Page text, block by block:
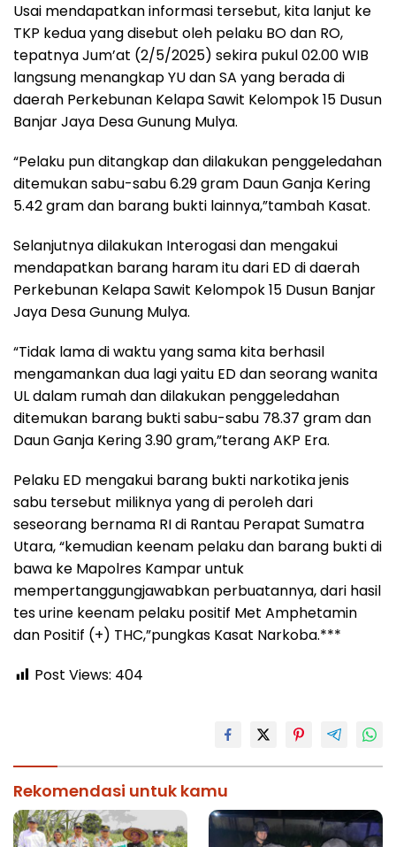
Usai mendapatkan informasi tersebut, kita lanjut ke
TKP kedua yang disebut oleh pelaku BO dan RO,
tepatnya Jum’at (2/5/2025) sekira pukul 02.00 WIB
langsung menangkap YU dan SA yang berada di
daerah Perkebunan Kelapa Sawit Kelompok 15 Dusun
Banjar Jaya Desa Gunung Mulya.
“Pelaku pun ditangkap dan dilakukan penggeledahan
ditemukan sabu-sabu 6.29 gram Daun Ganja Kering
5.42 gram dan barang bukti lainnya,”tambah Kasat.
Selanjutnya dilakukan Interogasi dan mengakui
mendapatkan barang haram itu dari ED di daerah
Perkebunan Kelapa Sawit Kelompok 15 Dusun Banjar
Jaya Desa Gunung Mulya.
“Tidak lama di waktu yang sama kita berhasil
mengamankan dua lagi yaitu ED dan seorang wanita
UL dalam rumah dan dilakukan penggeledahan
ditemukan barang bukti sabu-sabu 78.37 gram dan
Daun Ganja Kering 3.90 gram,”terang AKP Era.
Pelaku ED mengakui barang bukti narkotika jenis
sabu tersebut miliknya yang di peroleh dari
seseorang bernama RI di Rantau Perapat Sumatra
Utara, “kemudian keenam pelaku dan barang bukti di
bawa ke Mapolres Kampar untuk
mempertanggungjawabkan perbuatannya, dari hasil
tes urine keenam pelaku positif Met Amphetamin
dan Positif (+) THC,”pungkas Kasat Narkoba.***
Post Views: 404
Rekomendasi untuk kamu